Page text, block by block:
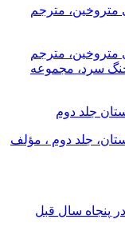
متروخین، مترجم
متروخین، مترجم
جنگ سرد، مجموعه
جلد دوم
جلد دوم ، مؤلف
پنجاه سال قبل